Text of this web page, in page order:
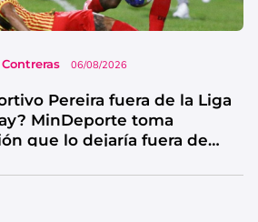
06/08/2026
Pereira fuera de la Liga
MinDeporte toma
que lo dejaría fuera de